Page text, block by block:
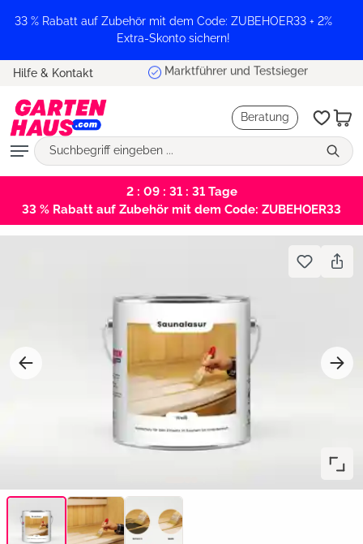
springen
33 % Rabatt auf Zubehör mit dem Code: ZUBEHOER33 + 2%
Extra-Skonto sichern!
Hilfe & Kontakt Marktführer und Testsieger
Beratung
2 : 09 : 31 : 31Tage
33 % Rabatt auf Zubehör mit dem Code: ZUBEHOER33